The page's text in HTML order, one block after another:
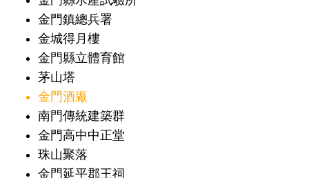
金門鎮總兵署
金城得月樓
金門縣立體育館
茅山塔
金門酒廠
南門傳統建築群
金門高中中正堂
珠山聚落
金門延平郡王祠